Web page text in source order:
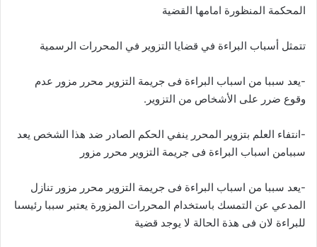
المحكمة المنظورة امامها القضية
تتمثل أسباب البراءة في قضايا التزوير في المحررات الرسمية
-يعد سببا من اسباب البراءة فى جريمة التزوير محرر مزور عدم
وقوع ضرر على الأشخاص من التزوير.
-انتفاء العلم بتزوير المحرر ينفي الحكم الصادر ضد هذا الشخص يعد
سببامن اسباب البراءة فى جريمة التزوير محرر مزور
-يعد سببا من اسباب البراءة فى جريمة التزوير محرر مزور تنازل
المدعي عن التمسك باستخدام المحررات المزورة يعتبر سببا رئيسىا
للبراءة لان فى هذة الحالة لا يوجد قضية